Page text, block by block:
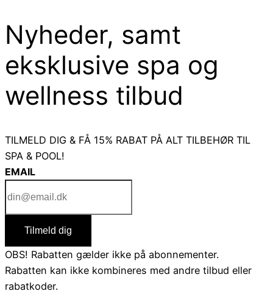
2.500,00 kr..
Nyheder, samt
eksklusive spa og
wellness tilbud
TILMELD DIG & FÅ 15% RABAT PÅ ALT TILBEHØR TIL
SPA & POOL!
EMAIL
Tilmeld dig
OBS! Rabatten gælder ikke på abonnementer.
Rabatten kan ikke kombineres med andre tilbud eller
rabatkoder.